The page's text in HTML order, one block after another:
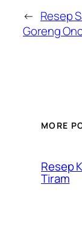
← Resep
Goreng
MORE
Resep
Tiram